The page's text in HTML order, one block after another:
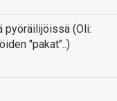
pyöräilijöissä (Oli:
"pakat"..)